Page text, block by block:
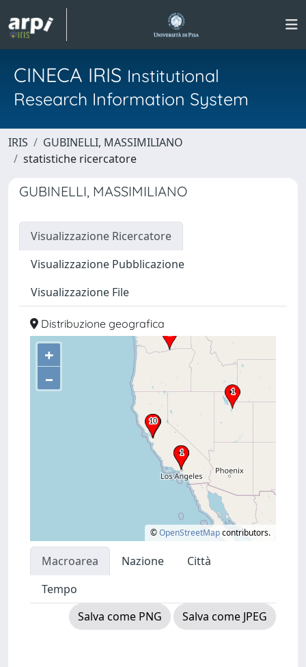
CINECA IRIS Institutional
Research Information System
IRIS
GUBINELLI, MASSIMILIANO
statistiche ricercatore
GUBINELLI, MASSIMILIANO
Visualizzazione Ricercatore
Visualizzazione Pubblicazione
Visualizzazione File
Distribuzione geografica
+
–
©OpenStreetMapcontributors.
Macroarea Nazione
Città
Tempo
Salva come PNG
Salva come JPEG